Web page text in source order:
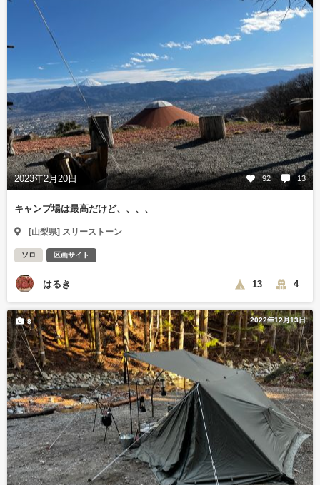
2023年2月20日 92 13
キャンプ場は最高だけど、、、、
[山梨県] スリーストーン
ソロ 区画サイト
はるき 13 4
2022年12月13日
8